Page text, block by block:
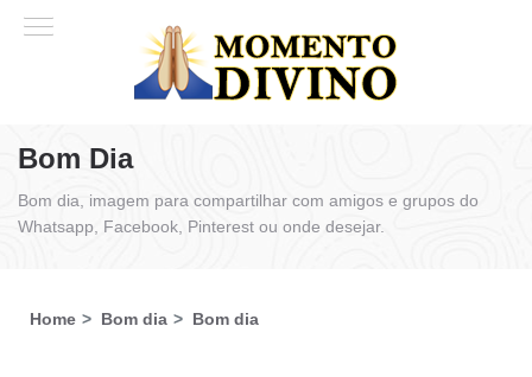
Bom Dia
Bom dia, imagem para compartilhar com amigos e grupos do
Whatsapp, Facebook, Pinterest ou onde desejar.
Home Bom dia Bom dia